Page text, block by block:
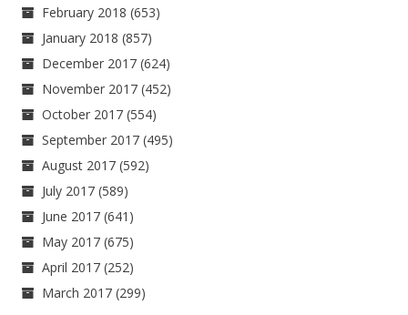
February 2018 (653)
January 2018 (857)
December 2017 (624)
November 2017 (452)
October 2017 (554)
September 2017 (495)
August 2017 (592)
July 2017 (589)
June 2017 (641)
May 2017 (675)
April 2017 (252)
March 2017 (299)